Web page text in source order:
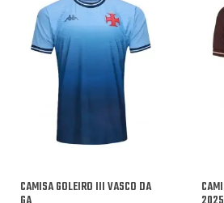
CAMISA GOLEIRO III VASCO DA